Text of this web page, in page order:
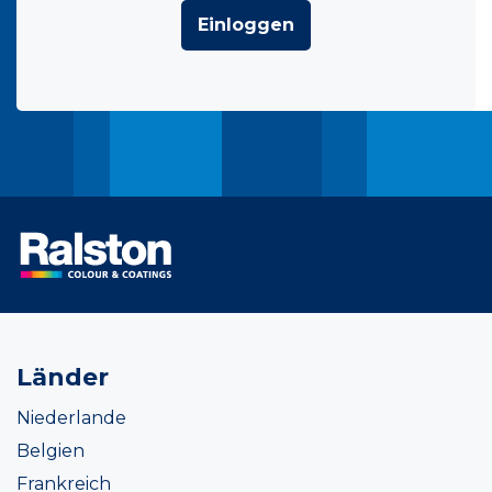
Einloggen
Länder
Niederlande
Belgien
Frankreich